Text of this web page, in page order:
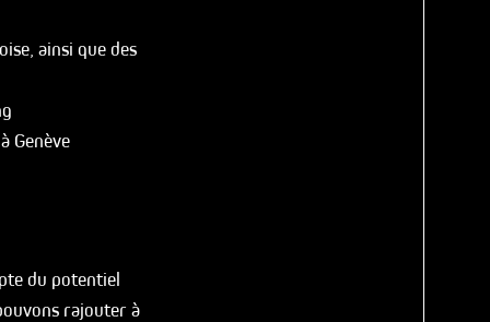
ainsi que des
Genève
du potentiel
rajouter à